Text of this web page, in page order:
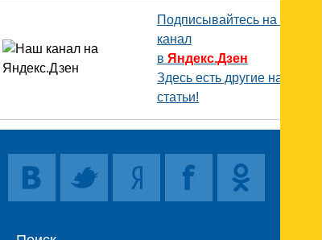
Подписывайтесь на наш
канал
в Яндекс.Дзен
Здесь есть другие наши
статьи!